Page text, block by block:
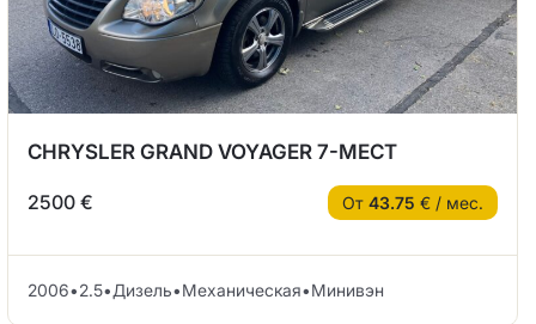
CHRYSLER GRAND VOYAGER 7-МЕСТ
2500 € От 43.75 € / мес.
2006•2.5•Дизель•Механическая•Минивэн